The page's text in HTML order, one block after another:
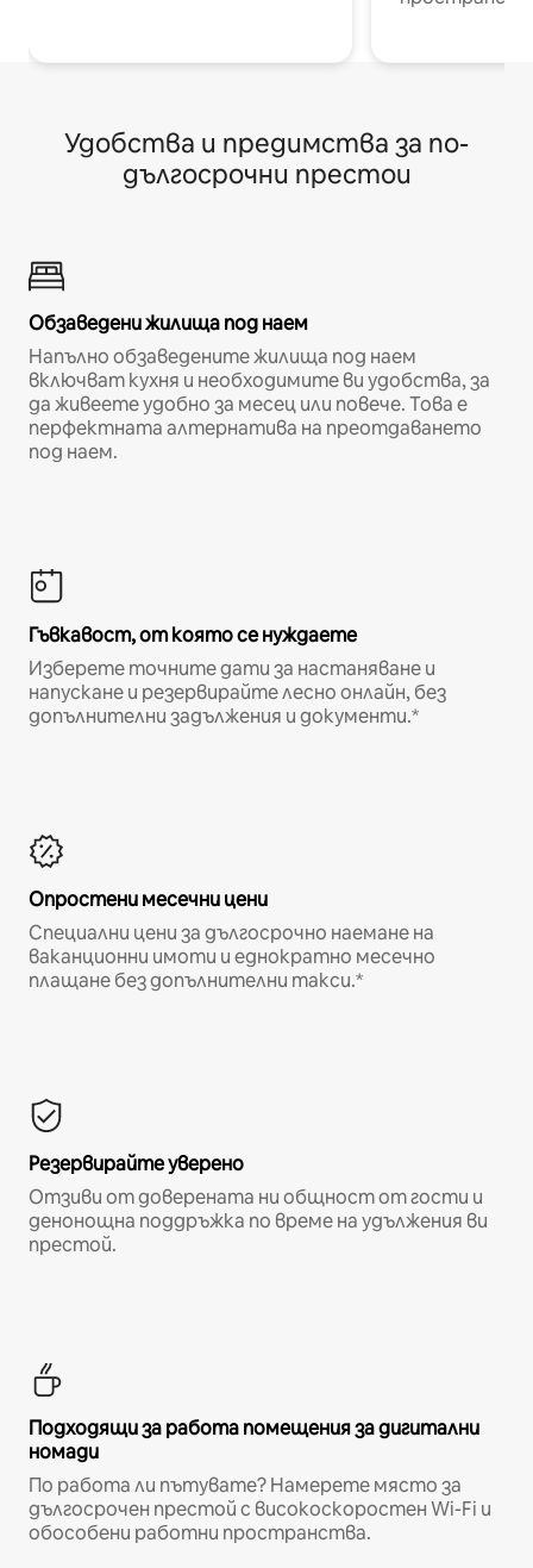
Удобства и предимства за по-
дългосрочни престои
Обзаведени жилища под наем
Напълно обзаведените жилища под наем
включват кухня и необходимите ви удобства, за
да живеете удобно за месец или повече. Това е
перфектната алтернатива на преотдаването
под наем.
Гъвкавост, от която се нуждаете
Изберете точните дати за настаняване и
напускане и резервирайте лесно онлайн, без
допълнителни задължения и документи.*
Опростени месечни цени
Специални цени за дългосрочно наемане на
ваканционни имоти и еднократно месечно
плащане без допълнителни такси.*
Резервирайте уверено
Отзиви от доверената ни общност от гости и
денонощна поддръжка по време на удължения ви
престой.
Подходящи за работа помещения за дигитални
номади
По работа ли пътувате? Намерете място за
дългосрочен престой с високоскоростен Wi-Fi и
обособени работни пространства.